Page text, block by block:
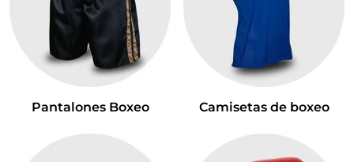
Pantalones Boxeo Camisetas de boxeo